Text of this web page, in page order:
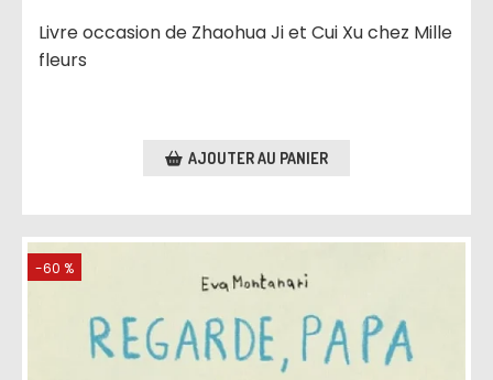
Livre occasion de Zhaohua Ji et Cui Xu chez Mille
fleurs
AJOUTER AU PANIER
-60 %